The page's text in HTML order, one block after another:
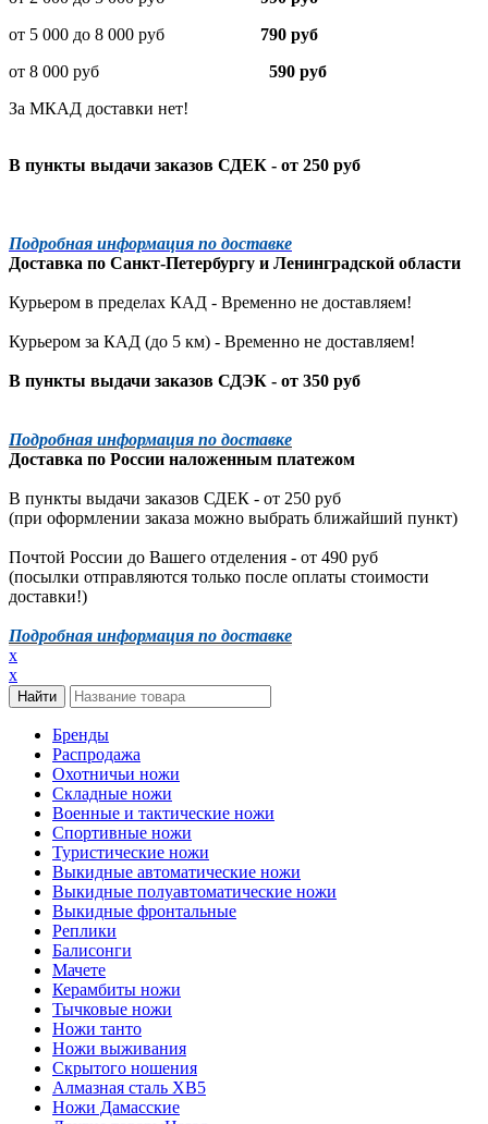
от 5 000 до 8 000 руб 790 руб
от 8 000 руб 590 руб
За МКАД доставки нет!
В пункты выдачи заказов СДЕК - от 250 руб
Подробная информация по доставке
Доставка по Санкт-Петербургу и Ленинградской области
Курьером в пределах КАД - Временно не доставляем!
Курьером за КАД (до 5 км) - Временно не доставляем!
В пункты выдачи заказов СДЭК - от 350 руб
Подробная информация по доставке
Доставка по России наложенным платежом
В пункты выдачи заказов СДЕК - от 250 руб
(при оформлении заказа можно выбрать ближайший пункт)
Почтой России до Вашего отделения - от 490 руб
(посылки отправляются только после оплаты стоимости
доставки!)
Подробная информация по доставке
x
x
Бренды
Распродажа
Охотничьи ножи
Складные ножи
Военные и тактические ножи
Спортивные ножи
Туристические ножи
Выкидные автоматические ножи
Выкидные полуавтоматические ножи
Выкидные фронтальные
Реплики
Балисонги
Мачете
Керамбиты ножи
Тычковые ножи
Ножи танто
Ножи выживания
Скрытого ношения
Алмазная сталь ХВ5
Ножи Дамасские